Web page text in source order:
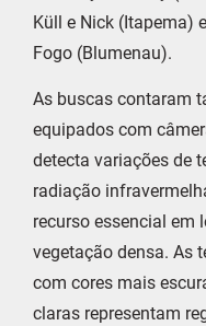
Küll e Nick (Itapema)
Fogo (Blumenau).
As buscas contaram
equipados com
detecta variações de
radiação
recurso essencial em
vegetação densa. As
com cores mais
claras representam